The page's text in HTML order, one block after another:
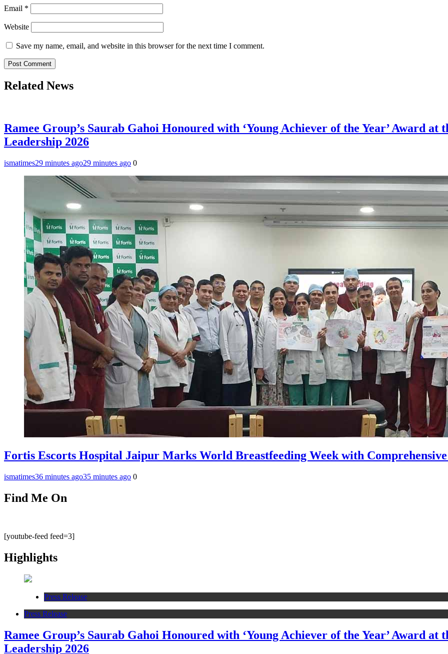
Email *
Website
Save my name, email, and website in this browser for the next time I comment.
Related News
Ramee Group’s Saurab Gahoi Honoured with ‘Young Achiever of the Year’ Award at
Leadership 2026
ismatimes29 minutes ago29 minutes ago 0
Fortis Escorts Hospital Jaipur Marks World Breastfeeding Week with Comprehensive
ismatimes36 minutes ago35 minutes ago 0
Find Me On
[youtube-feed feed=3]
Highlights
Press Release
Press Release
Ramee Group’s Saurab Gahoi Honoured with ‘Young Achiever of the Year’ Award at
Leadership 2026